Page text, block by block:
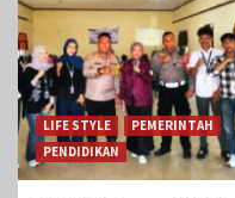
LIFE STYLE
PEMERINTAH
PENDIDIKAN